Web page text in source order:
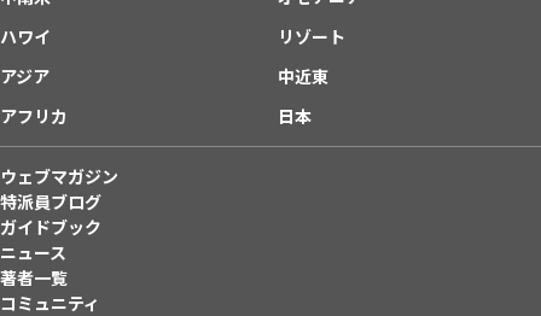
ハワイ
リゾート
アジア
中近東
アフリカ
日本
ウェブマガジン
特派員ブログ
ガイドブック
ニュース
著者一覧
コミュニティ